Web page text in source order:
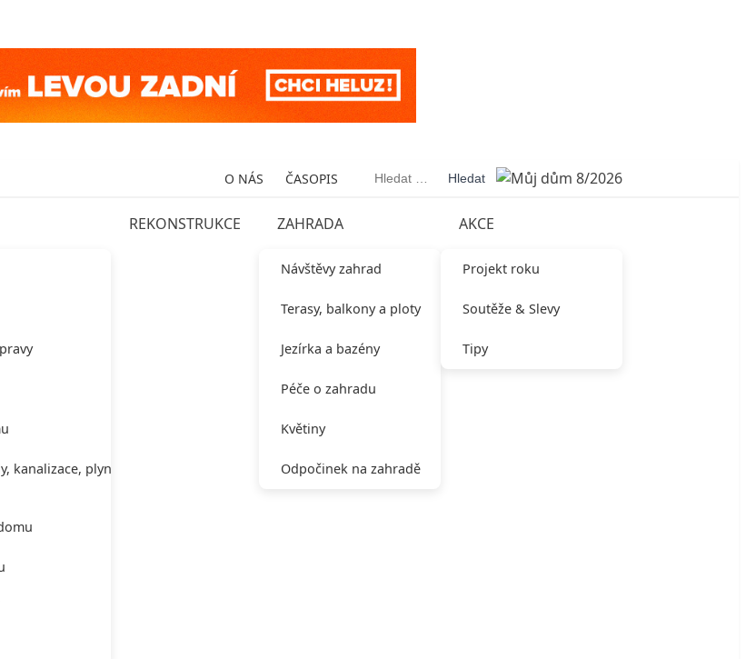
O NÁS ČASOPIS Vyhledávání
kanalizace, plynu,
REKONSTRUKCE ZAHRADA
Návštěvy zahrad
Terasy, balkony a ploty
Jezírka a bazény
Péče o zahradu
Květiny
Odpočinek na zahradě
AKCE
Projekt roku
Soutěže & Slevy
Tipy